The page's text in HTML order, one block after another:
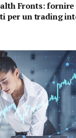
Fronts:
per un trading